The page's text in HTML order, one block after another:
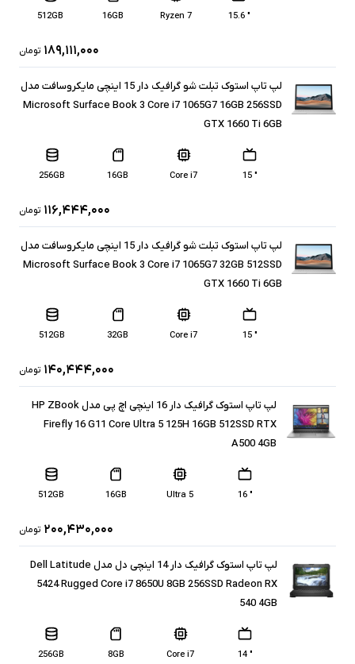
" 15.6
Ryzen 7
16GB
512GB
۱۸۹,۱۱۱,۰۰۰ تومان
لپ تاپ استوک تبلت شو گرافیک دار 15 اینچی مایکروسافت مدل
Microsoft Surface Book 3 Core i7 1065G7 16GB 256SSD
GTX 1660 Ti 6GB
" 15
Core i7
16GB
256GB
۱۱۶,۴۴۴,۰۰۰ تومان
لپ تاپ استوک تبلت شو گرافیک دار 15 اینچی مایکروسافت مدل
Microsoft Surface Book 3 Core i7 1065G7 32GB 512SSD
GTX 1660 Ti 6GB
" 15
Core i7
32GB
512GB
۱۴۰,۴۴۴,۰۰۰ تومان
لپ تاپ استوک گرافیک دار 16 اینچی اچ پی مدل HP ZBook
Firefly 16 G11 Core Ultra 5 125H 16GB 512SSD RTX
A500 4GB
" 16
Ultra 5
16GB
512GB
۲۰۰,۴۳۰,۰۰۰ تومان
لپ تاپ استوک گرافیک دار 14 اینچی دل مدل Dell Latitude
5424 Rugged Core i7 8650U 8GB 256SSD Radeon RX
540 4GB
" 14
Core i7
8GB
256GB